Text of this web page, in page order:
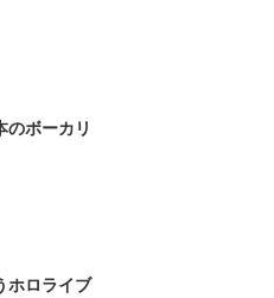
のボーカリ
ホロライブ